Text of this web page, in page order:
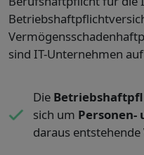
sind IT-Unternehmen
Die
sich um Personen-
daraus